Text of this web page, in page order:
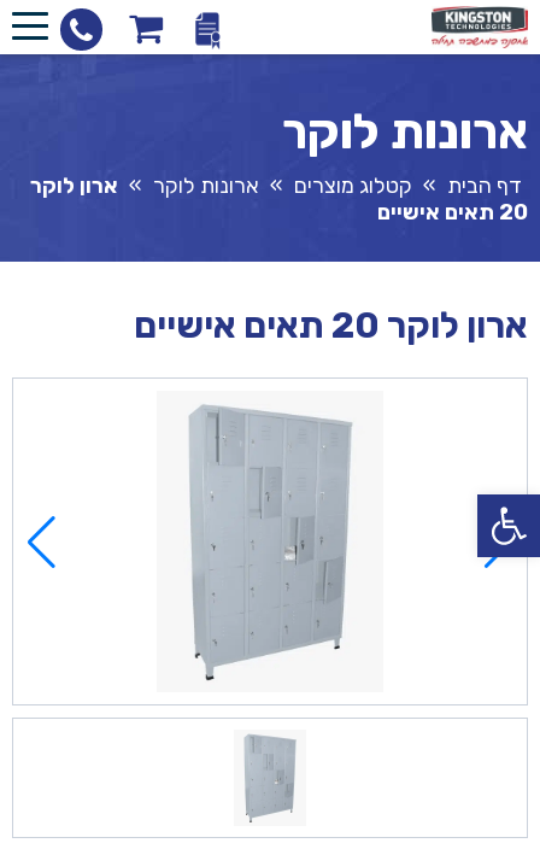
פתח סרגל נגישות
ארונות לוקר
דף הבית » קטלוג מוצרים » ארונות לוקר » ארון לוקר
20 תאים אישיים
ארון לוקר 20 תאים אישיים